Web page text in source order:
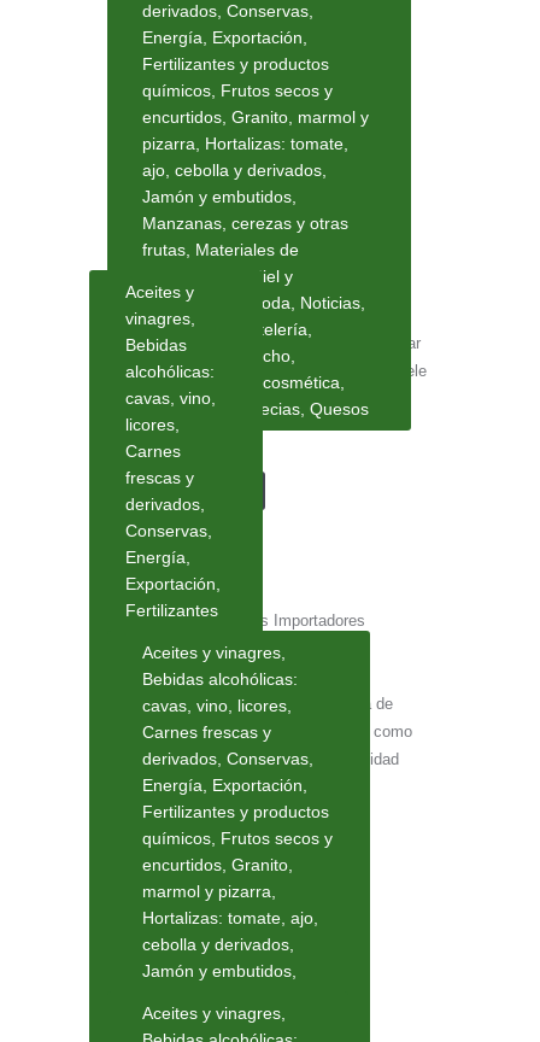
derivados,Conservas,
Energía, Exportación,
Fertilizantes y productos
químicos, Frutos secos y
encurtidos,Granito, marmol y
pizarra, Hortalizas: tomate,
ajo, cebolla y derivados,
Jamón y embutidos,
Manzanas, cerezas y otras
frutas, Materiales de
Miel y
mermeladas
Moda, Noticias,
Panadería, pastelería,
galletería, bizcocho,
Parafarmacia y cosmética,
Pimentón y especias,Quesos
del primer trimestre de 2020 han sido
publicados. Las exportaciones de
Extremadura han crecido casi…
Read more
Aceites y
vinagres,
Bebidas
alcohólicas:
cavas, vino,
licores,
Carnes
frescas y
derivados,
Conservas,
Energía,
Exportación,
Fertilizantes
químicos,
Frutos secos
y encurtidos,
Granito,
marmol y
pizarra,
Hortalizas:
tomate, ajo,
cebolla y
derivados,
Jamón y
embutidos,
Manzanas,
cerezas y
otras frutas,
Si tener habilidades para negociar y alcanzar
buenos acuerdos en el entorno nacional suele
ser una tarea de cierta complejidad,
aventurarse a…
Read more
Aceites y vinagres,
Bebidas alcohólicas:
cavas, vino, licores,
Carnes frescas y
derivados,Conservas,
Energía, Exportación,
Fertilizantes y productos
químicos, Frutos secos y
encurtidos,Granito,
marmol y pizarra,
Hortalizas: tomate, ajo,
cebolla y derivados,
Jamón y embutidos,
otras frutas,Materiales
A la hora de desarrollar una estrategia de
negociación, hay tantas posibilidades como
negociadores en la misma. Esta habilidad
Read more
Aceites y vinagres,